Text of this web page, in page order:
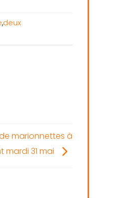
,deux
marionnettes à
mardi 31 mai